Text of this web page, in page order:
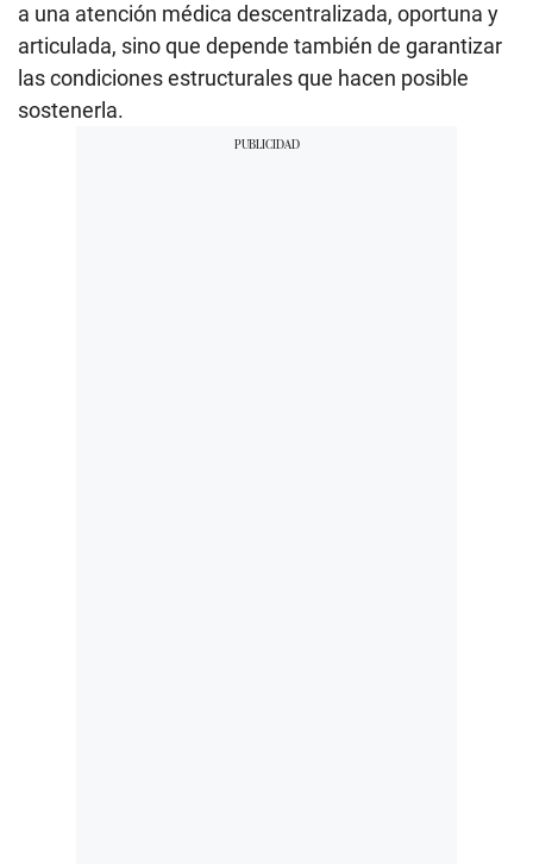
a una atención médica descentralizada, oportuna y
articulada, sino que depende también de garantizar
las condiciones estructurales que hacen posible
sostenerla.